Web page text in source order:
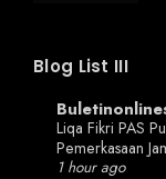
Blog List III
Liqa Fikri PAS
Pemerkasaan
1 hour ago